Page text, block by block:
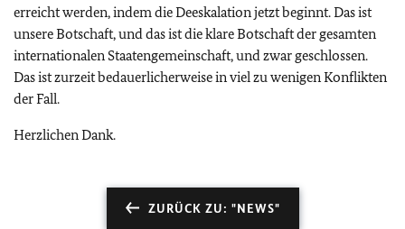
erreicht werden, indem die Deeskalation jetzt beginnt. Das ist
unsere Botschaft, und das ist die klare Botschaft der gesamten
internationalen Staatengemeinschaft, und zwar geschlossen.
Das ist zurzeit bedauerlicherweise in viel zu wenigen Konflikten
der Fall.
Herzlichen Dank.
ZURÜCK ZU: "NEWS"